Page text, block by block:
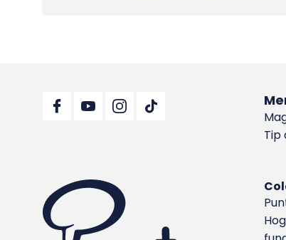
Tip